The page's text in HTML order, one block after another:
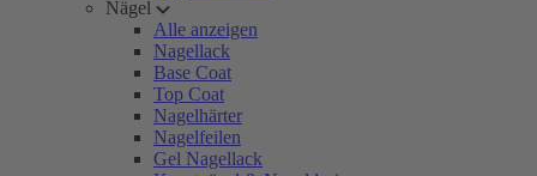
Nägel
Alle anzeigen
Nagellack
Base Coat
Top Coat
Nagelhärter
Nagelfeilen
Gel Nagellack